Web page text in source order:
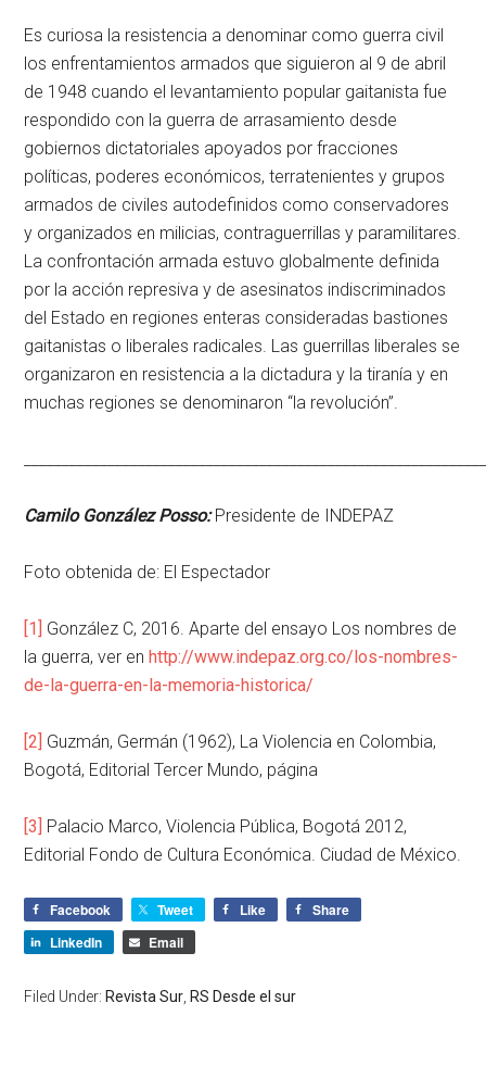
Es curiosa la resistencia a denominar como guerra civil
los enfrentamientos armados que siguieron al 9 de abril
de 1948 cuando el levantamiento popular gaitanista fue
respondido con la guerra de arrasamiento desde
gobiernos dictatoriales apoyados por fracciones
políticas, poderes económicos, terratenientes y grupos
armados de civiles autodefinidos como conservadores
y organizados en milicias, contraguerrillas y paramilitares.
La confrontación armada estuvo globalmente definida
por la acción represiva y de asesinatos indiscriminados
del Estado en regiones enteras consideradas bastiones
gaitanistas o liberales radicales. Las guerrillas liberales se
organizaron en resistencia a la dictadura y la tiranía y en
muchas regiones se denominaron “la revolución”.
Camilo González Posso:Presidente de INDEPAZ
Foto obtenida de: El Espectador
[1] González C, 2016. Aparte del ensayo Los nombres de
la guerra, ver enhttp://www.indepaz.org.co/los-nombres-
de-la-guerra-en-la-memoria-historica/
[2] Guzmán, Germán (1962), La Violencia en Colombia,
Bogotá, Editorial Tercer Mundo, página
[3] Palacio Marco, Violencia Pública, Bogotá 2012,
Editorial Fondo de Cultura Económica. Ciudad de México.
Facebook Tweet Like
Share
LinkedIn
Email
Filed Under: Revista Sur RS Desde el sur